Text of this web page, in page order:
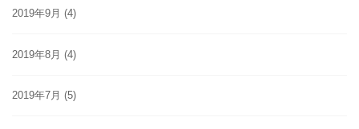
2019年9月 (4)
2019年8月 (4)
2019年7月 (5)